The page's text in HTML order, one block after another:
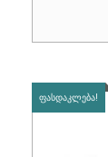
ᲤᲐᲡᲓᲐᲙᲚᲔᲑᲐ!